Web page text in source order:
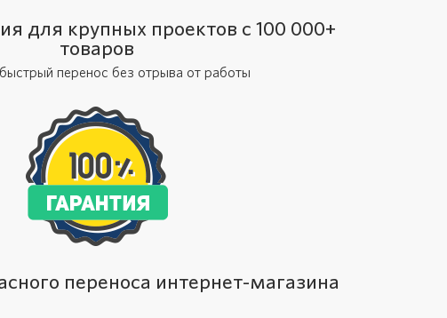
для крупных проектов с 100 000+
товаров
перенос без отрыва от работы
переноса интернет-магазина